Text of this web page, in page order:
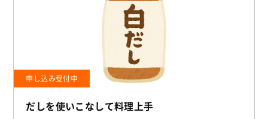
申し込み受付中
だしを使いこなして料理上手